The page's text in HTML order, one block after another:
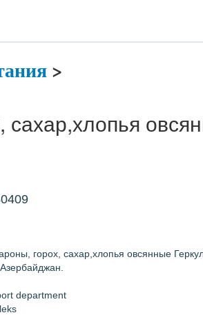
>
горох, сахар,хлопья овсянные
department